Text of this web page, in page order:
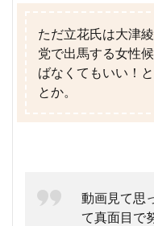
ただ立花氏は大津
党で出馬する女性
ばなくてもいい！
とか。
動画見て思
て真面目で